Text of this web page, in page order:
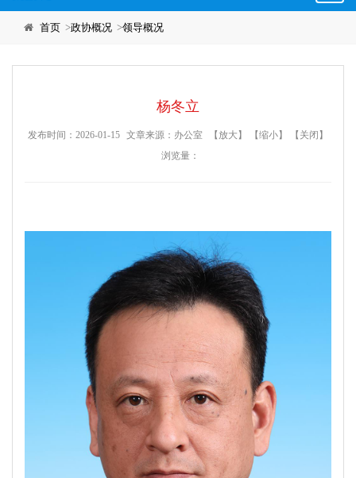
首页>政协概况>领导概况
杨冬立
发布时间：2026-01-15 文章来源：办公室 【放大 】 【缩小】 【 关闭 】
浏览量：